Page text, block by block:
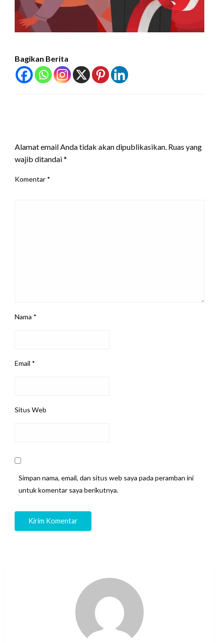
Bagikan Berita
Alamat email Anda tidak akan dipublikasikan. Ruas yang
wajib ditandai*
Komentar *
Nama *
Email *
Situs Web
Simpan nama, email, dan situs web saya pada peramban ini
untuk komentar saya berikutnya.